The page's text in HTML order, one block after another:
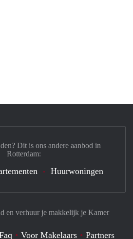
en verhuur je makkelijk je Kamer
Voor Makelaars Partners
Dit is ons andere aanbod in
Rotterdam:
Huurwoningen